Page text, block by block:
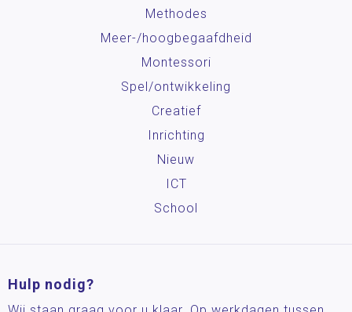
Methodes
Meer-/hoog­begaafdheid
Montessori
Spel/ontwikkeling
Creatief
Inrichting
Nieuw
ICT
School
Hulp nodig?